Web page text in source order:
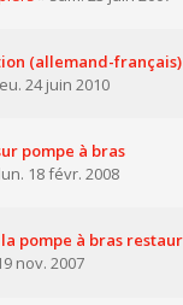
(allemand-français)
24 juin 2010
pompe à bras
18 févr. 2008
pompe à bras
nov. 2007